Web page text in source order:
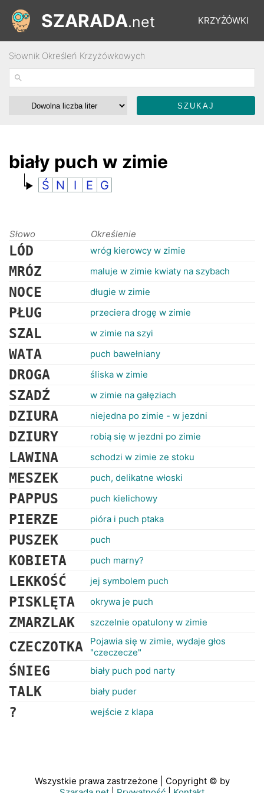
KRZYŻÓWKI
ŁAMIGŁÓWKI
RANKINGI
SZARADA.net
Słownik Określeń Krzyżówkowych
biały puch w zimie
Ś N I E G
Słowo Określenie
LÓD wróg kierowcy w zimie
MRÓZ maluje w zimie kwiaty na szybach
NOCE długie w zimie
PŁUG przeciera drogę w zimie
SZAL w zimie na szyi
WATA puch bawełniany
DROGA śliska w zimie
SZADŹ w zimie na gałęziach
DZIURA niejedna po zimie - w jezdni
DZIURY robią się w jezdni po zimie
LAWINA schodzi w zimie ze stoku
MESZEK puch, delikatne włoski
PAPPUS puch kielichowy
PIERZE pióra i puch ptaka
PUSZEK puch
KOBIETA puch marny?
LEKKOŚĆ jej symbolem puch
PISKLĘTA okrywa je puch
ZMARZLAK szczelnie opatulony w zimie
CZECZOTKA
Pojawia się w zimie, wydaje głos
"czeczecze"
ŚNIEG biały puch pod narty
TALK biały puder
? wejście z klapa
Wszystkie prawa zastrzeżone | Copyright © by